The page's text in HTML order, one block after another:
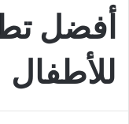
أفضل
للأطفال